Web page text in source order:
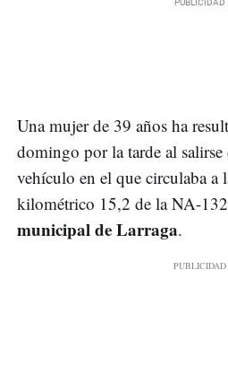
Una mujer de 39 años ha
domingo por la tarde al
vehículo en el que circulaba a
kilométrico 15,2 de la NA-
municipal de Larraga.